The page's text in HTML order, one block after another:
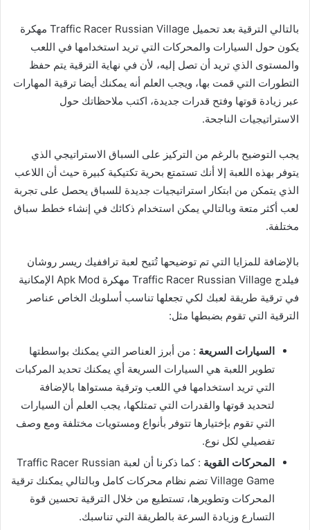
بالتالي الترقية بعد تحميل Traffic Racer Russian Village مهكرة
يكون حول السيارات والمحركات التي تريد استخدامها في اللعب
والمستوى الذي تريد أن تصل إليه، لأن في نهاية الترقية يتم حفظ
التطورات التي قمت بها، ويجب العلم أنه يمكنك أيضا ترقية المهارات
عبر زيادة قوتها وفتح قدرات جديدة، اكتب ملاحظاتك حول
الاستراتيجيات الناجحة.
يجب التوضيح بالرغم من التركيز على السباق الاستراتيجي الذي
يتوفر بهذه اللعبة إلا أنك تستمتع بحرية تكتيكية كبيرة حيث أن اللاعب
الذي يتمكن من ابتكار استراتيجيات جديدة للسباق يحصل على تجربة
لعب أكثر متعة وبالتالي يمكن استخدام ذكائك في إنشاء خطط سباق
مختلفة.
بالإضافة للمزايا التي تم توضيحها تُتيح لعبة تراففيك ريسر روشان
فيلدج Traffic Racer Russian Village مهكرة Apk Mod الإمكانية
في ترقية طريقة لعبك لكي تجعلها تناسب أسلوبك الخاص عناصر
الترقية التي تقوم بضبطها مثل:
السيارات السريعة : من أبرز العناصر التي يمكنك بواسطتها
تطوير اللعبة هي السيارات السريعة أي يمكنك تحديد المركبات
التي تريد استخدامها في اللعب وترقية مستواها بالإضافة
لتحديد قوتها والقدرات التي تمتلكها، يجب العلم أن السيارات
التي تقوم بإختيارها تتوفر بأنواع ومستويات مختلفة ومع وصف
تفصيلي لكل نوع.
المحركات القوية
: كما ذكرنا أن لعبة Traffic Racer Russian
Village Game تضم نظام محركات كامل وبالتالي يمكنك ترقية
المحركات وتطويرها، تستطيع من خلال الترقية تحسين قوة
التسارع وزيادة السرعة بالطريقة التي تناسبك.